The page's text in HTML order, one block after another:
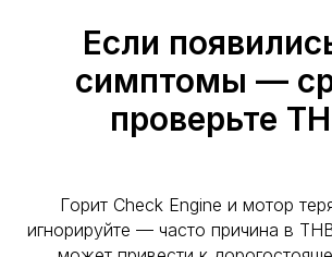
Если
симптомы —
проверьте
Горит Check Engine и мотор
игнорируйте — часто причина в